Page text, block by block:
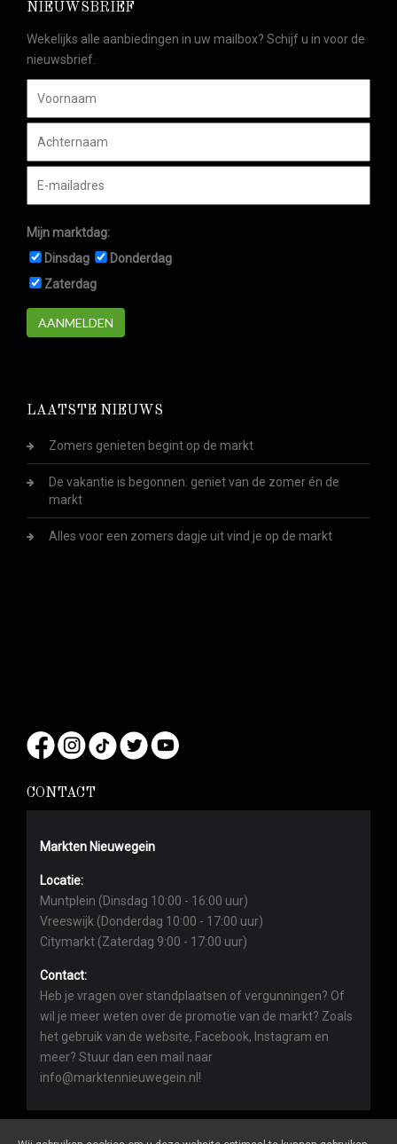
NIEUWSBRIEF
Wekelijks alle aanbiedingen in uw mailbox? Schijf u in voor de
nieuwsbrief.
Mijn marktdag:
Dinsdag
Donderdag
Zaterdag
AANMELDEN
LAATSTE NIEUWS
Zomers genieten begint op de markt
De vakantie is begonnen: geniet van de zomer én de
markt
Alles voor een zomers dagje uit vind je op de markt
CONTACT
Markten Nieuwegein
Locatie:
Muntplein (Dinsdag 10:00 - 16:00 uur)
Vreeswijk (Donderdag 10:00 - 17:00 uur)
Citymarkt (Zaterdag 9:00 - 17:00 uur)
Contact:
Heb je vragen over standplaatsen of vergunningen? Of
wil je meer weten over de promotie van de markt? Zoals
het gebruik van de website, Facebook, Instagram en
meer? Stuur dan een mail naar
info@marktennieuwegein.nl!